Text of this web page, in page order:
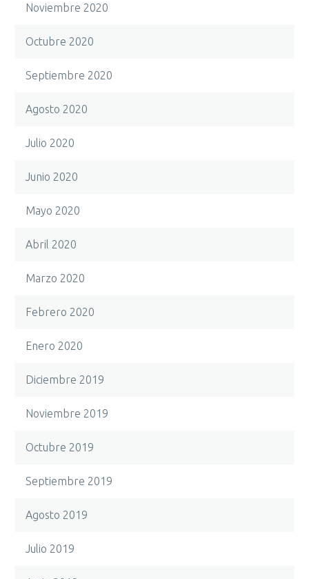
Noviembre 2020
Octubre 2020
Septiembre 2020
Agosto 2020
Julio 2020
Junio 2020
Mayo 2020
Abril 2020
Marzo 2020
Febrero 2020
Enero 2020
Diciembre 2019
Noviembre 2019
Octubre 2019
Septiembre 2019
Agosto 2019
Julio 2019